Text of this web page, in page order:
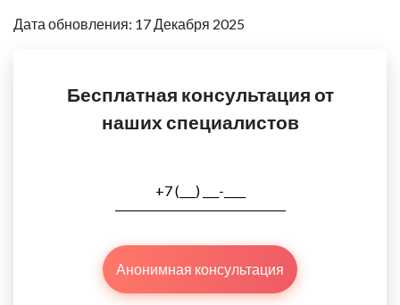
Дата обновления: 17 Декабря 2025
Бесплатная консультация от
наших специалистов
Анонимная консультация